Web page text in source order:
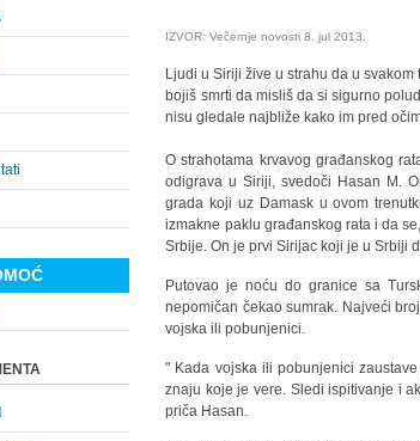
IZVOR: Večernje novosti 8. jul 2013.
Ljudi u Siriji žive u strahu da u
bojiš smrti da misliš da si sigurno
nisu gledale najbliže kako im pred
O strahotama krvavog građanskog
odigrava u Siriji, svedoči Hasan M.
grada koji uz Damask u ovom
izmakne paklu građanskog rata i da
Srbije. On je prvi Sirijac koji je u Srbiji
Putovao je noću do granice sa
nepomičan čekao sumrak. Najveći
vojska ili pobunjenici.
" Kada vojska ili pobunjenici
znaju koje je vere. Sledi ispitivanje i
priča Hasan.